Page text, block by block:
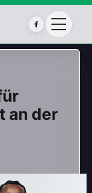
Facebook
an der